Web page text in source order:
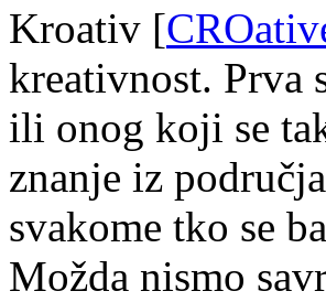
Kroativ [
kreativnost. Prva
ili onog koji se
znanje iz
svakome tko se
Možda nismo